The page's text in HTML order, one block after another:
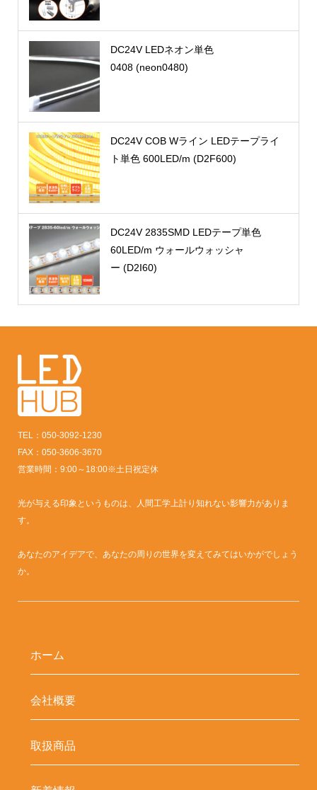
DC24V LEDネオン単色
0408 (neon0480)
DC24V COB Wライン LEDテープライ
ト単色 600LED/m (D2F600)
DC24V 2835SMD LEDテープ単色
60LED/m ウォールウォッシャ
ー (D2I60)
TEL：050-3092-1230
FAX：050-3606-3670
営業時間：9:00～18:00※土日祝定休
光が与える印象というものは、人間工学上計り知れない影響力がありま
す。
あなたのアイデアで、あなたの周りの世界を変えてみてはいかがでしょう
か。
ホーム
会社概要
取扱商品